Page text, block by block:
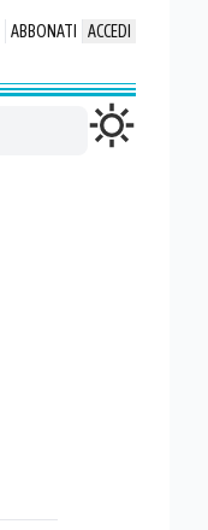
ABBONATI ACCEDI